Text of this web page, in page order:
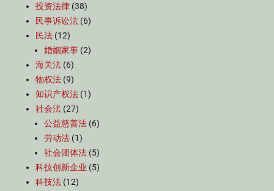
投资法律 (38)
民事诉讼法 (6)
民法 (12)
婚姻家事 (2)
海关法 (6)
物权法 (9)
知识产权法 (1)
社会法 (27)
公益慈善法 (6)
劳动法 (1)
社会团体法 (5)
科技创新企业 (5)
科技法 (12)